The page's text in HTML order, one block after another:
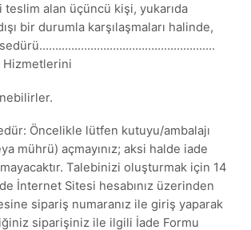
teslim alan üçüncü kişi, yukarıda
bir durumla karşılaşmaları halinde,
Hizmetlerini
Öncelikle lütfen kutuyu/ambalajı
mührü) açmayınız; aksi halde iade
Talebinizi oluşturmak için 14
İnternet Sitesi hesabınız üzerinden
sipariş numaranız ile giriş yaparak
siparişiniz ile ilgili İade Formu